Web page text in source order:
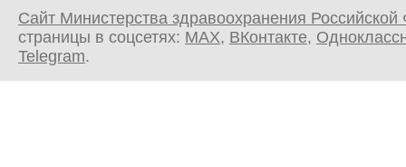
Сайт Министерства здравоохранения
страницы в соцсетях: MAX, ВКонтакте,
Telegram.